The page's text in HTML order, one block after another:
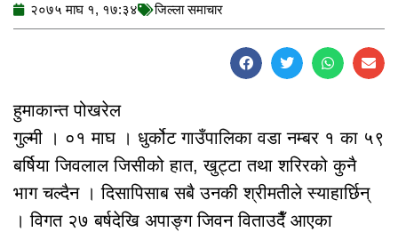
२०७५ माघ १, १७:३४ जिल्ला समाचार
हुमाकान्त पोखरेल
गुल्मी । ०१ माघ । धुर्कोट गाउँपालिका वडा नम्बर १ का ५९
बर्षिया जिवलाल जिसीको हात, खुट्टा तथा शरिरको कुनै
भाग चल्दैन । दिसापिसाब सबै उनकी श्रीमतीले स्याहार्छिन्
। विगत २७ बर्षदेखि अपाङ्ग जिवन विताउदैँ आएका